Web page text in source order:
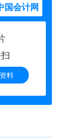
国会计网
料